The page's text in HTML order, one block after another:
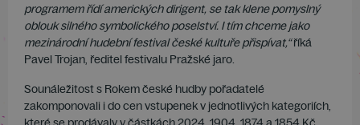
programem řídí amerických dirigent, se tak klene pomyslný
oblouk silného symbolického poselství. I tím chceme jako
mezinárodní hudební festival české kultuře přispívat,“říká
Pavel Trojan, ředitel festivalu Pražské jaro.
Sounáležitost s Rokem české hudby pořadatelé
zakomponovali i do cen vstupenek v jednotlivých kategoriích,